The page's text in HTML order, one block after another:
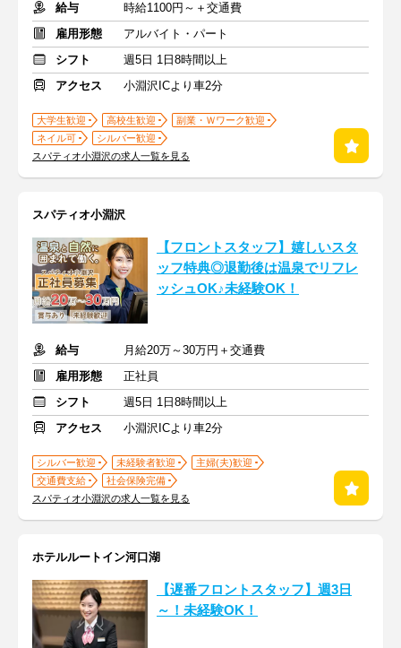
給与
時給1100円～＋交通費
雇用形態
アルバイト・パート
シフト
週5日 1日8時間以上
アクセス
小淵沢ICより車2分
大学生歓迎 高校生歓迎
副業・Ｗワーク歓迎
ネイル可
シルバー歓迎
スパティオ小淵沢の求人一覧を見る
スパティオ小淵沢
【フロントスタッフ】嬉しいスタ
ッフ特典◎退勤後は温泉でリフレ
ッシュOK♪未経験OK！
給与
月給20万～30万円＋交通費
雇用形態
正社員
シフト
週5日 1日8時間以上
アクセス
小淵沢ICより車2分
シルバー歓迎 未経験者歓迎
主婦(夫)歓迎
交通費支給
社会保険完備
スパティオ小淵沢の求人一覧を見る
ホテルルートイン河口湖
【遅番フロントスタッフ】週3日
～！未経験OK！